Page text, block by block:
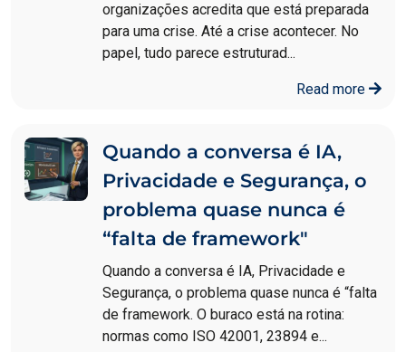
organizações acredita que está preparada
para uma crise. Até a crise acontecer. No
papel, tudo parece estruturad...
Read more
Quando a conversa é IA,
Privacidade e Segurança, o
problema quase nunca é
“falta de framework"
Quando a conversa é IA, Privacidade e
Segurança, o problema quase nunca é “falta
de framework. O buraco está na rotina:
normas como ISO 42001, 23894 e...